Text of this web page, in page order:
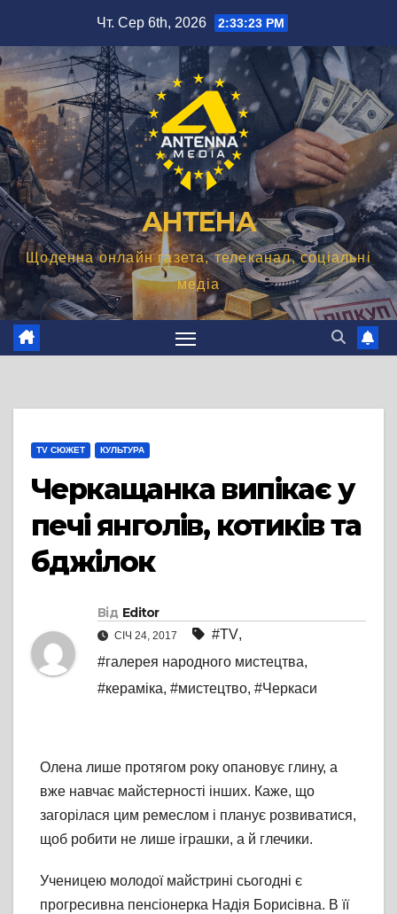
вмісту
Чт. Сер 6th, 2026 2:33:24 PM
АНТЕНА
Щоденна онлайн газета, телеканал, соціальні
медіа
TV СЮЖЕТ КУЛЬТУРА
Черкащанка випікає у
печі янголів, котиків та
бджілок
Від Editor
СІЧ 24, 2017 #TV,
#галерея народного мистецтва,
#кераміка, #мистецтво, #Черкаси
Олена лише протягом року опановує глину, а
вже навчає майстерності інших. Каже, що
загорілася цим ремеслом і планує розвиватися,
щоб робити не лише іграшки, а й глечики.
Ученицею молодої майстрині сьогодні є
прогресивна пенсіонерка Надія Борисівна. В її